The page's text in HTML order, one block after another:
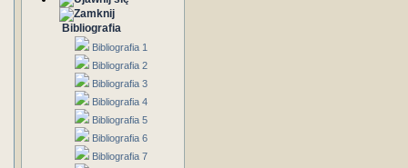
Bibliografia
Bibliografia 1
Bibliografia 2
Bibliografia 3
Bibliografia 4
Bibliografia 5
Bibliografia 6
Bibliografia 7